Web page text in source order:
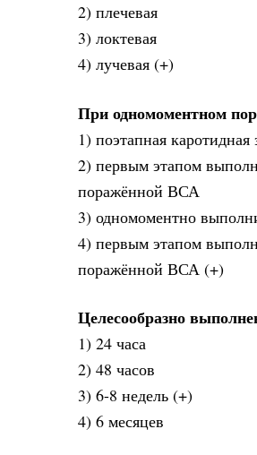
2) плечевая
3) локтевая
4) лучевая (+)
При одномоментном
1) поэтапная каротидная
2) первым этапом
поражённой ВСА
3) одномоментно
4) первым этапом
поражённой ВСА (+)
Целесообразно
1) 24 часа
2) 48 часов
3) 6-8 недель (+)
4) 6 месяцев